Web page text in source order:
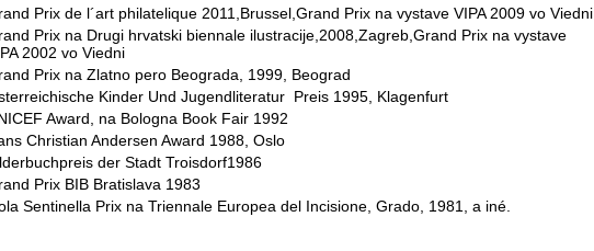
Prix de l´art philatelique 2011,Brussel,Grand Prix na vystave VIPA 2009 vo Viedni
Prix na Drugi hrvatski biennale ilustracije,2008,Zagreb,Grand Prix na vystave
2002 vo Viedni
Prix na Zlatno pero Beograda, 1999, Beograd
Kinder Und Jugendliteratur Preis 1995, Klagenfurt
Award, na Bologna Book Fair 1992
Christian Andersen Award 1988, Oslo
der Stadt Troisdorf1986
Prix BIB Bratislava 1983
Sentinella Prix na Triennale Europea del Incisione, Grado, 1981, a iné.